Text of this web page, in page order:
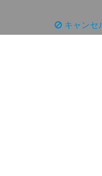
キャンセ